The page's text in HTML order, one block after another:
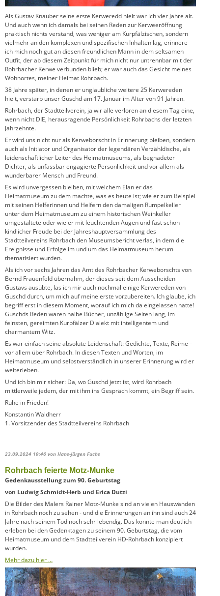
Als Gustav Knauber seine erste Kerweredd hielt war ich vier Jahre alt.
Und auch wenn ich damals bei seinen Reden zur Kerweeröffnung
praktisch nichts verstand, was weniger am Kurpfälzischen, sondern
vielmehr an den komplexen und spezifischen Inhalten lag, erinnere
ich mich noch gut an diesen freundlichen Mann in dem seltsamen
Outfit, der ab diesem Zeitpunkt für mich nicht nur untrennbar mit der
Rohrbacher Kerwe verbunden blieb; er war auch das Gesicht meines
Wohnortes, meiner Heimat Rohrbach.
38 Jahre später, in denen er unglaubliche weitere 25 Kerwereden
hielt, verstarb unser Guschd am 17. Januar im Alter von 91 Jahren.
Rohrbach, der Stadtteilverein, ja wir alle verloren an diesem Tag eine,
wenn nicht DIE, herausragende Persönlichkeit Rohrbachs der letzten
Jahrzehnte.
Er wird uns nicht nur als Kerweborscht in Erinnerung bleiben, sondern
auch als Initiator und Organisator der legendären Verzähldische, als
leidenschaftlicher Leiter des Heimatmuseums, als begnadeter
Dichter, als unfassbar engagierte Persönlichkeit und vor allem als
wunderbarer Mensch und Freund.
Es wird unvergessen bleiben, mit welchem Elan er das
Heimatmuseum zu dem machte, was es heute ist; wie er zum Beispiel
mit seinen Helferinnen und Helfern den damaligen Rumpelkeller
unter dem Heimatmuseum zu einem historischen Weinkeller
umgestaltete oder wie er mit leuchtenden Augen und fast schon
kindlicher Freude bei der Jahreshauptversammlung des
Stadtteilvereins Rohrbach den Museumsbericht verlas, in dem die
Ereignisse und Erfolge im und um das Heimatmuseum herum
thematisiert wurden.
Als ich vor sechs Jahren das Amt des Rohrbacher Kerweborschts von
Bernd Frauenfeld übernahm, der dieses seit dem Ausscheiden
Gustavs ausübte, las ich mir auch nochmal einige Kerwereden von
Guschd durch, um mich auf meine erste vorzubereiten. Ich glaube, ich
begriff erst in diesem Moment, worauf ich mich da eingelassen hatte!
Guschds Reden waren halbe Bücher, unzählige Seiten lang, im
feinsten, gereimten Kurpfälzer Dialekt mit intelligentem und
charmantem Witz.
Es war einfach seine absolute Leidenschaft: Gedichte, Texte, Reime –
vor allem über Rohrbach. In diesen Texten und Worten, im
Heimatmuseum und selbstverständlich in unserer Erinnerung wird er
weiterleben.
Und ich bin mir sicher: Da, wo Guschd jetzt ist, wird Rohrbach
mittlerweile jedem, der mit ihm ins Gespräch kommt, ein Begriff sein.
Ruhe in Frieden!
Konstantin Waldherr
1. Vorsitzender des Stadtteilvereins Rohrbach
23.09.2024 19:46 von Hans-Jürgen Fuchs
Rohrbach feierte Motz-Munke
Gedenkausstellung zum 90. Geburtstag
von Ludwig Schmidt-Herb und Erica Dutzi
Die Bilder des Malers Rainer Motz-Munke sind an vielen Hauswänden
in Rohrbach noch zu sehen - und die Erinnerungen an ihn sind auch 24
Jahre nach seinem Tod noch sehr lebendig. Das konnte man deutlich
erleben bei den Gedenktagen zu seinem 90. Geburtstag, die vom
Heimatmuseum und dem Stadtteilverein HD-Rohrbach konzipiert
wurden.
Mehr dazu hier …